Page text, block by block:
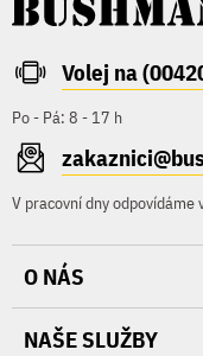
Volej na
Po - Pá: 8 - 17 h
V pracovní dny odpovídáme
O NÁS
NAŠE SLUŽBY